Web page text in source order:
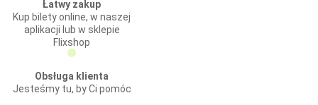
Łatwy zakup
Kup bilety online, w naszej
aplikacji lub w sklepie
Flixshop
Obsługa klienta
Jesteśmy tu, by Ci pomóc